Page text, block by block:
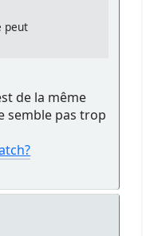
peut
de la même
semble pas trop